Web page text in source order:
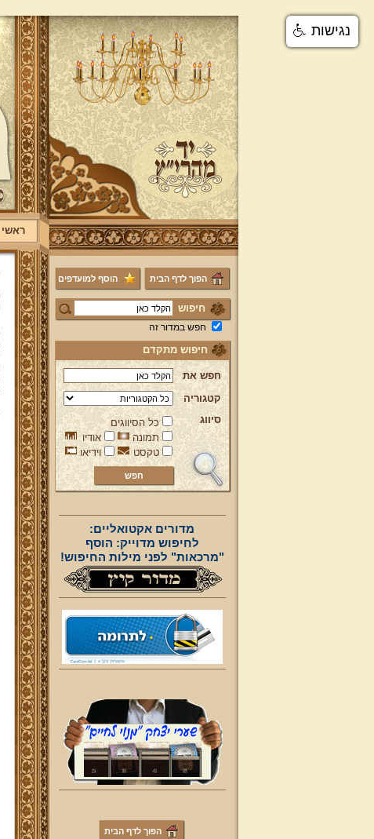
ראשי
הפוך לדף הבית הוסף למועדפים
חיפוש
חפש במדור זה
חיפוש מתקדם
חפש את
קטגוריה
סיווג
כל הסיווגים
תמונה
אודיו
טקסט
וידיאו
מדורים אקטואליים:
לחיפוש מדוייק: הוסף
"מרכאות" לפני מילות החיפוש!
הפוך לדף הבית
נגישות